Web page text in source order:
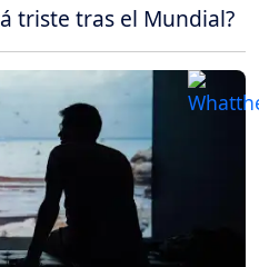
triste tras el Mundial?